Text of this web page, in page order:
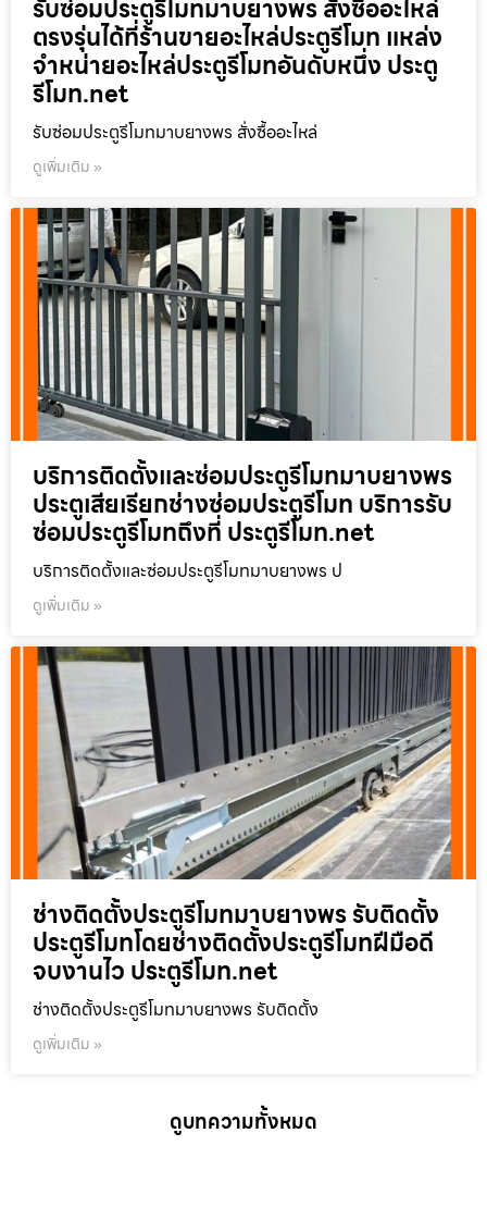
รับซ่อมประตูรีโมทมาบยางพร สั่งซื้ออะไหล่
ตรงรุ่นได้ที่ร้านขายอะไหล่ประตูรีโมท แหล่ง
จำหน่ายอะไหล่ประตูรีโมทอันดับหนึ่ง ประตู
รีโมท.net
รับซ่อมประตูรีโมทมาบยางพร สั่งซื้ออะไหล่
ดูเพิ่มเติม »
บริการติดตั้งและซ่อมประตูรีโมทมาบยางพร
ประตูเสียเรียกช่างซ่อมประตูรีโมท บริการรับ
ซ่อมประตูรีโมทถึงที่ ประตูรีโมท.net
บริการติดตั้งและซ่อมประตูรีโมทมาบยางพร ป
ดูเพิ่มเติม »
ช่างติดตั้งประตูรีโมทมาบยางพร รับติดตั้ง
ประตูรีโมทโดยช่างติดตั้งประตูรีโมทฝีมือดี
จบงานไว ประตูรีโมท.net
ช่างติดตั้งประตูรีโมทมาบยางพร รับติดตั้ง
ดูเพิ่มเติม »
ดูบทความทั้งหมด